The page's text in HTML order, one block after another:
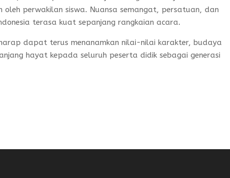
oleh perwakilan siswa. Nuansa semangat, persatuan, dan
terasa kuat sepanjang rangkaian acara.
dapat terus menanamkan nilai-nilai karakter, budaya
hayat kepada seluruh peserta didik sebagai generasi